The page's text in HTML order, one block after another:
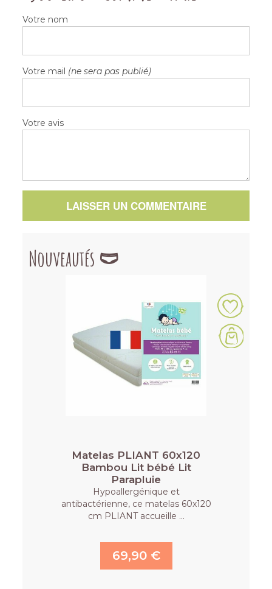
Votre nom
Votre mail (ne sera pas publié)
Votre avis
LAISSER UN COMMENTAIRE
Nouveautés 🩲
Matelas PLIANT 60x120
Bambou Lit bébé Lit
Parapluie
Hypoallergénique et
antibactérienne, ce matelas 60x120
cm PLIANT accueille …
69,90 €